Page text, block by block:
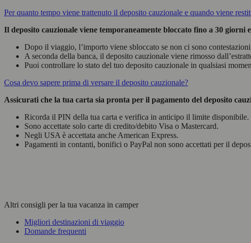
Per quanto tempo viene trattenuto il deposito cauzionale e quando viene
Il deposito cauzionale viene temporaneamente bloccato fino a 30 giorni
Dopo il viaggio, l’importo viene sbloccato se non ci sono
A seconda della banca, il deposito cauzionale viene rimosso
Puoi controllare lo stato del tuo deposito cauzionale in qualsiasi
Cosa devo sapere prima di versare il deposito cauzionale?
Assicurati che la tua carta sia pronta per il pagamento del deposito
Ricorda il PIN della tua carta e verifica in anticipo il limite disponibile.
Sono accettate solo carte di credito/debito Visa o Mastercard.
Negli USA è accettata anche American Express.
Pagamenti in contanti, bonifici o PayPal non sono accettati per il
Altri consigli per la tua vacanza in camper
Migliori destinazioni di viaggio
Domande frequenti